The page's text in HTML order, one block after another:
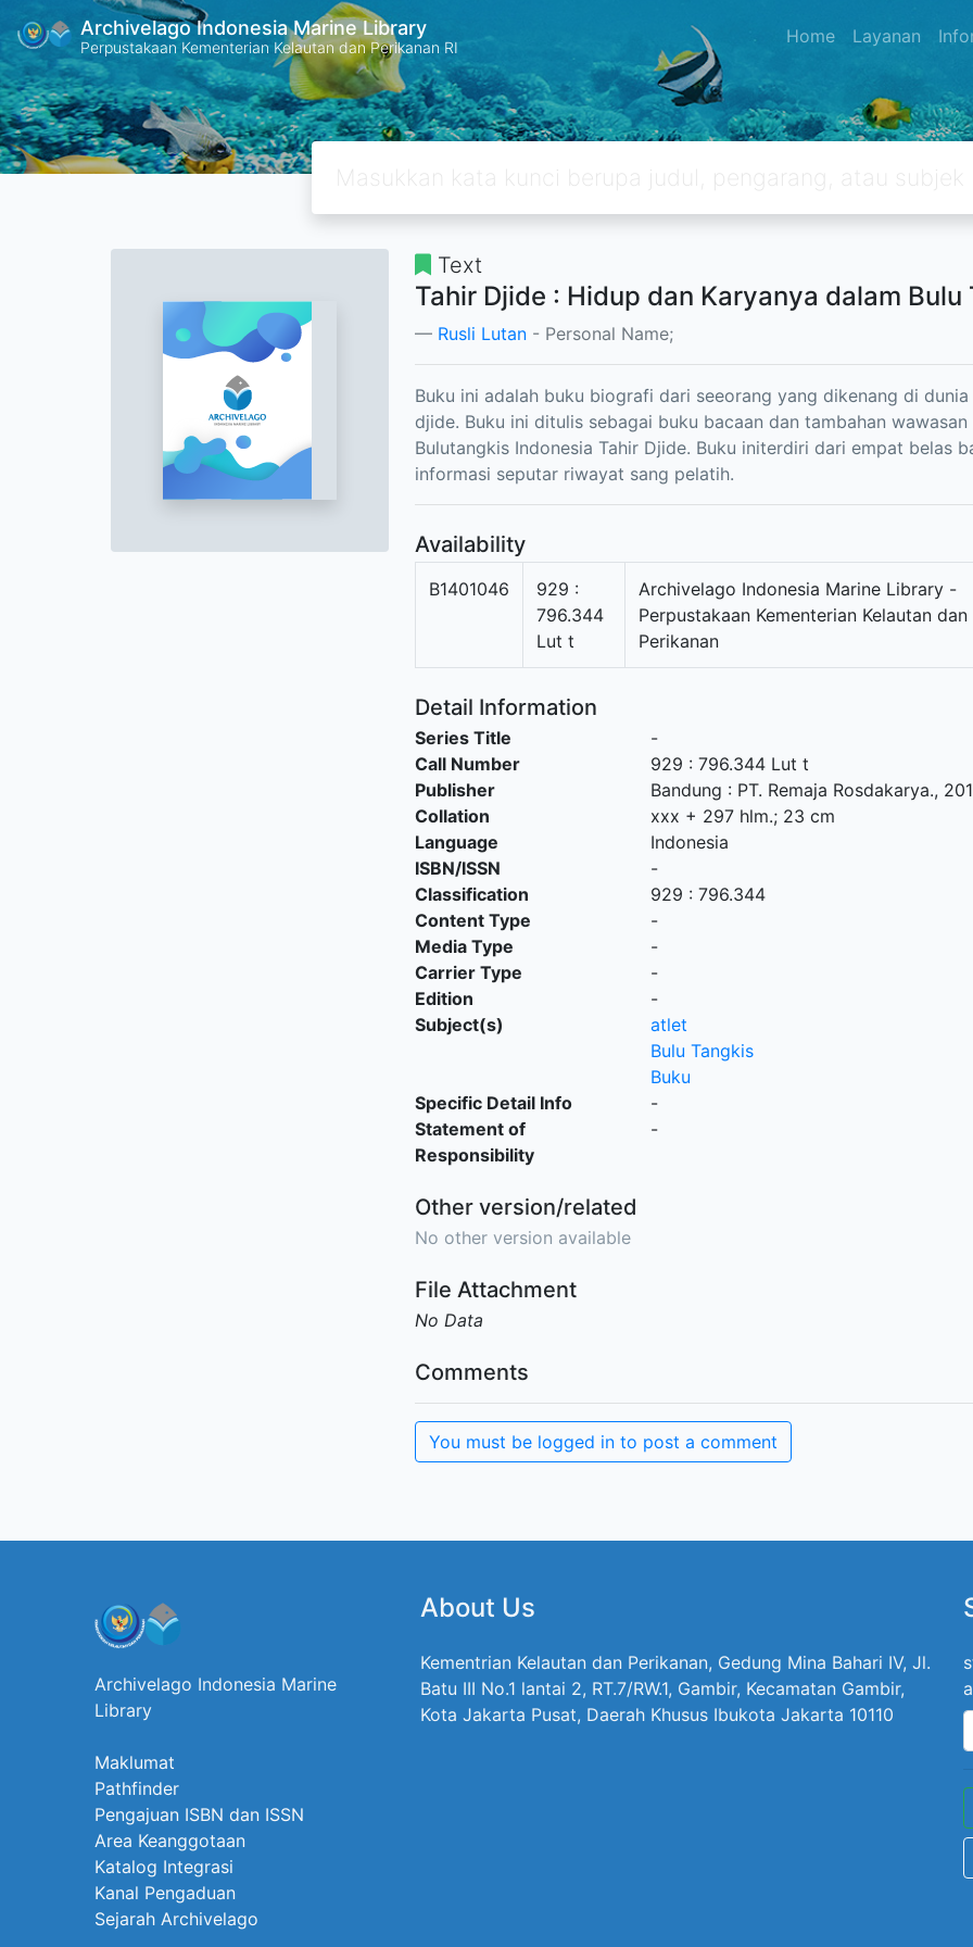
Archivelago Indonesia Marine Library
Perpustakaan Kementerian Kelautan dan Perikanan RI Home Layanan
Text
Tahir Djide : Hidup dan Karyanya dalam Bulu
Rusli Lutan - Personal Name;
Buku ini adalah buku biografi dari seeorang yang dikenang di
djide. Buku ini ditulis sebagai buku bacaan dan tambahan
Bulutangkis Indonesia Tahir Djide. Buku initerdiri dari empat belas
informasi seputar riwayat sang pelatih.
Availability
B1401046
929 :
796.344
Lut t
Archivelago Indonesia Marine Library -
Perpustakaan Kementerian Kelautan dan
Perikanan
Detail Information
Series Title
-
Call Number
929 : 796.344 Lut t
Publisher
Bandung : PT. Remaja Rosdakarya.,
Collation
xxx + 297 hlm.; 23 cm
Language
Indonesia
ISBN/ISSN
-
Classification
929 : 796.344
Content Type
-
Media Type
-
Carrier Type
-
Edition
-
Subject(s)
atlet
Bulu Tangkis
Buku
Specific Detail Info
-
Statement of
Responsibility
-
Other version/related
No other version available
File Attachment
No Data
Comments
You must be logged in to post a comment
Archivelago Indonesia Marine
Library
Maklumat
Pathfinder
Pengajuan ISBN dan ISSN
Area Keanggotaan
Katalog Integrasi
Kanal Pengaduan
Sejarah Archivelago
About Us
Kementrian Kelautan dan Perikanan, Gedung Mina Bahari IV, Jl.
Batu III No.1 lantai 2, RT.7/RW.1, Gambir, Kecamatan Gambir,
Kota Jakarta Pusat, Daerah Khusus Ibukota Jakarta 10110